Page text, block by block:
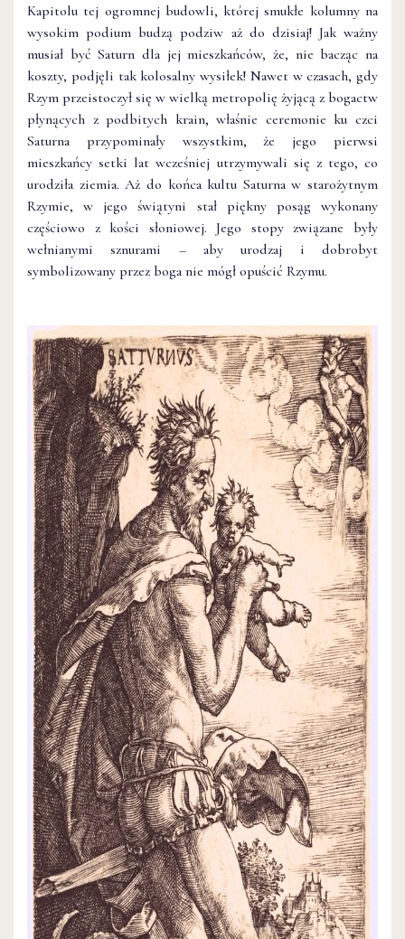
Kapitolu tej ogromnej budowli, której smukłe kolumny na
wysokim podium budzą podziw aż do dzisiaj! Jak ważny
musiał być Saturn dla jej mieszkańców, że, nie bacząc na
koszty, podjęli tak kolosalny wysiłek! Nawet w czasach, gdy
Rzym przeistoczył się w wielką metropolię żyjącą z bogactw
płynących z podbitych krain, właśnie ceremonie ku czci
Saturna przypominały wszystkim, że jego pierwsi
mieszkańcy setki lat wcześniej utrzymywali się z tego, co
urodziła ziemia. Aż do końca kultu Saturna w starożytnym
Rzymie, w jego świątyni stał piękny posąg wykonany
częściowo z kości słoniowej. Jego stopy związane były
wełnianymi sznurami – aby urodzaj i dobrobyt
symbolizowany przez boga nie mógł opuścić Rzymu.